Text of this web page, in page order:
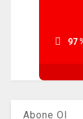
97
Abone Ol